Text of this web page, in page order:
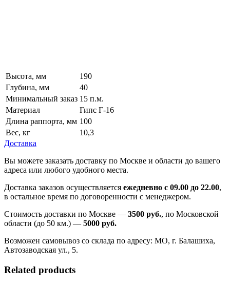
Высота, мм
190
Глубина, мм
40
Минимальный заказ 15 п.м.
Материал
Гипс Г-16
Длина раппорта, мм 100
Вес, кг
10,3
Доставка
Вы можете заказать доставку по Москве и области до вашего
адреса или любого удобного места.
Доставка заказов осуществляется ежедневно с 09.00 до 22.00,
в остальное время по договоренности с менеджером.
Стоимость доставки по Москве — 3500 руб., по Московской
области (до 50 км.) — 5000 руб.
Возможен самовывоз со склада по адресу: МО, г. Балашиха,
Автозаводская ул., 5.
Related products